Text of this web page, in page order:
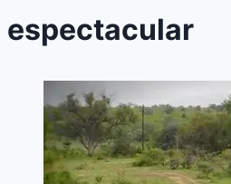
espectacular